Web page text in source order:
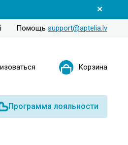
Помощь support@aptelia.lv
Корзина
Программа лояльности